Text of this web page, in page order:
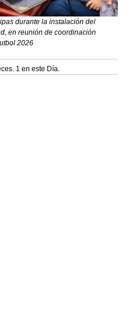
durante la instalación del
en reunión de coordinación
2026
1 en este Día.